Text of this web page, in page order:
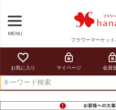
MENU
フラワーマーケッ
お気に入り マイページ 会員